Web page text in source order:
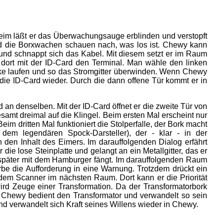
läßt er das Überwachungsauge erblinden und verstopft
Borxwachen schauen nach, was los ist. Chewy kann
schnappt sich das Kabel. Mit diesem setzt er im Raum
mit der ID-Card den Terminal. Man wähle den linken
laufen und so das Stromgitter überwinden. Wenn Chewy
ID-Card wieder. Durch die dann offene Tür kommt er in
denselben. Mit der ID-Card öffnet er die zweite Tür von
dreimal auf die Klingel. Beim ersten Mal erscheint nur
dritten Mal funktioniert die Stolperfalle, der Bork macht
legendären Spock-Darsteller), der - klar - in der
Inhalt des Eimers. Im darauffolgenden Dialog erfährt
lose Steinplatte und gelangt an ein Metallgitter, das er
mit dem Hamburger fängt. Im darauffolgenden Raum
die Aufforderung in eine Warnung. Trotzdem drückt ein
Scanner im nächsten Raum. Dort kann er die Priorität
Zeuge einer Transformation. Da der Transformatorbork
bedient den Transformator und verwandelt so sein
verwandelt sich Kraft seines Willens wieder in Chewy.